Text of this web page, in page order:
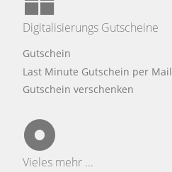
Digitalisierungs Gutscheine
Gutschein
Last Minute Gutschein per Mail
Gutschein verschenken
Vieles mehr ...